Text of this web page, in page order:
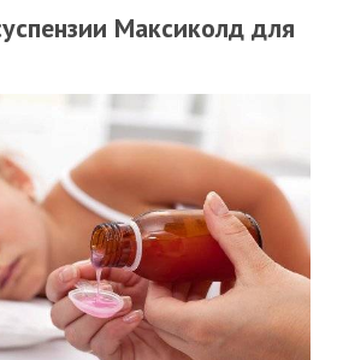
Максиколд для